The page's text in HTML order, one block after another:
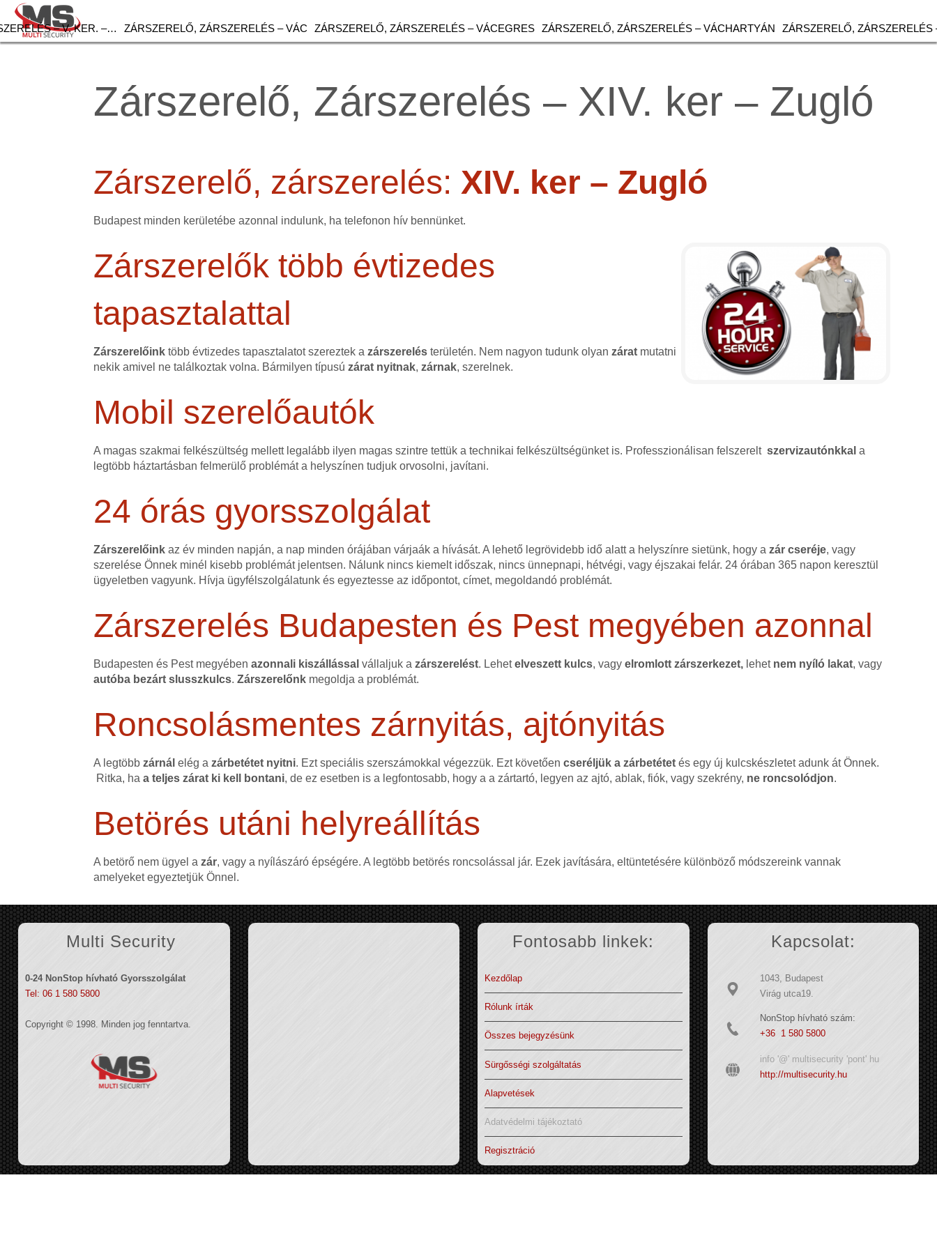
– V. KER. –… ZÁRSZERELŐ, ZÁRSZERELÉS – VÁC ZÁRSZERELŐ, ZÁRSZERELÉS – VÁCEGRES ZÁRSZERELŐ, ZÁRSZERELÉS – VÁCHARTYÁN ZÁRSZERELŐ, ZÁRSZERELÉS
Zárszerelő, Zárszerelés – XIV. ker – Zugló
Zárszerelő, zárszerelés: XIV. ker – Zugló
Budapest minden kerületébe azonnal indulunk, ha telefonon hív bennünket.
Zárszerelők több évtizedes
tapasztalattal
Zárszerelőink több évtizedes tapasztalatot szereztek azárszerelés területén. Nem nagyon tudunk olyanzárat mutatni
nekik amivel ne találkoztak volna. Bármilyen típusúzárat nyitnak,zárnak, szerelnek.
Mobil szerelőautók
A magas szakmai felkészültség mellett legalább ilyen magas szintre tettük a technikai felkészültségünket is. Professzionálisan felszereltszervizautónkkal a
legtöbb háztartásban felmerülő problémát a helyszínen tudjuk orvosolni, javítani.
24 órás gyorsszolgálat
Zárszerelőink az év minden napján, a nap minden órájában várjaák a hívását. A lehető legrövidebb idő alatt a helyszínre sietünk, hogy azár cseréje, vagy
szerelése Önnek minél kisebb problémát jelentsen. Nálunk nincs kiemelt időszak, nincs ünnepnapi, hétvégi, vagy éjszakai felár. 24 órában 365 napon keresztül
ügyeletben vagyunk. Hívja ügyfélszolgálatunk és egyeztesse az időpontot, címet, megoldandó problémát.
Zárszerelés Budapesten és Pest megyében azonnal
Budapesten és Pest megyében azonnali kiszállással vállaljuk azárszerelést. Lehetelveszett kulcs, vagy elromlott zárszerkezet, lehet nem nyíló lakat, vagy
autóba bezárt slusszkulcs.Zárszerelőnk megoldja a problémát.
Roncsolásmentes zárnyitás, ajtónyitás
A legtöbbzárnál elég azárbetétet nyitni. Ezt speciális szerszámokkal végezzük. Ezt követőencseréljük a zárbetétet és egy új kulcskészletet adunk át Önnek.
Ritka, haa teljes zárat ki kell bontani, de ez esetben is a legfontosabb, hogy a a zártartó, legyen az ajtó, ablak, fiók, vagy szekrény, ne roncsolódjon.
Betörés utáni helyreállítás
A betörő nem ügyel azár, vagy a nyílászáró épségére. A legtöbb betörés roncsolással jár. Ezek javítására, eltüntetésére különböző módszereink vannak
amelyeket egyeztetjük Önnel.
Multi Security
0-24 NonStop hívható Gyorsszolgálat
Tel: 06 1 580 5800
Copyright © 1998. Minden jog fenntartva.
Fontosabb linkek:
Kezdőlap
Rólunk írták
Összes bejegyzésünk
Sürgősségi szolgáltatás
Alapvetések
Adatvédelmi tájékoztató
Regisztráció
Kapcsolat:
1043, Budapest
Virág utca19.
NonStop hívható szám:
+36 1 580 5800
info '@' multisecurity 'pont' hu
http://multisecurity.hu